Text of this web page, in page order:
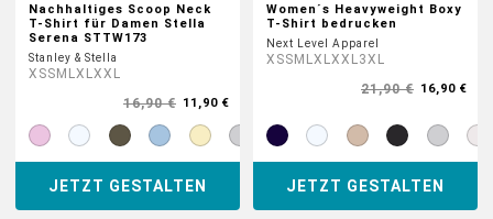
Nachhaltiges Scoop Neck
T-Shirt für Damen Stella
Serena STTW173
Stanley & Stella
XSSM L XL XXL
16,90 € 11,90 €
JETZT GESTALTEN
Women´s Heavyweight Boxy
T-Shirt bedrucken
Next Level Apparel
XSSM L XL XXL 3XL
21,90 € 16,90 €
JETZT GESTALTEN